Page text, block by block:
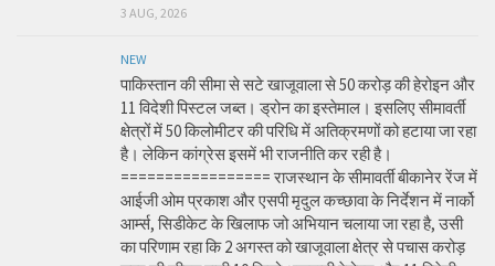
3 AUG, 2026
NEW
पाकिस्तान की सीमा से सटे खाजूवाला से 50 करोड़ की हेरोइन और
11 विदेशी पिस्टल जब्त। ड्रोन का इस्तेमाल। इसलिए सीमावर्ती
क्षेत्रों में 50 किलोमीटर की परिधि में अतिक्रमणों को हटाया जा रहा
है। लेकिन कांग्रेस इसमें भी राजनीति कर रही है।
================= राजस्थान के सीमावर्ती बीकानेर रेंज में
आईजी ओम प्रकाश और एसपी मृदुल कच्छावा के निर्देशन में नार्को
आर्म्स, सिडीकेट के खिलाफ जो अभियान चलाया जा रहा है, उसी
का परिणाम रहा कि 2 अगस्त को खाजूवाला क्षेत्र से पचास करोड़